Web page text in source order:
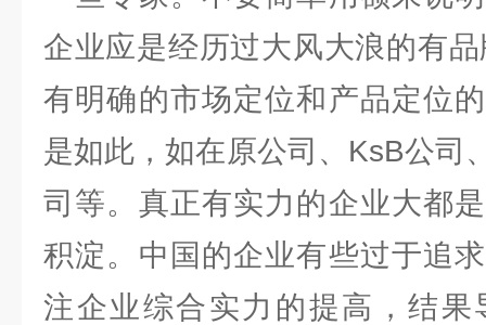
企业应是经历过大风大浪的有
有明确的市场定位和产品定位
是如此，如在原公司、KsB公司
司等。真正有实力的企业大都
积淀。中国的企业有些过于追
注企业综合实力的提高，结果